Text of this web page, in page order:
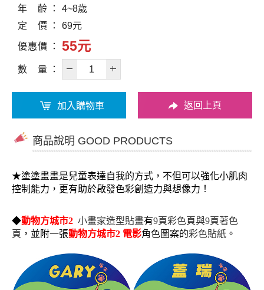
年
齡
4~8歲
定
價 69元
優惠價 55元
數 量
加入購物車 返回上頁
商品說明 GOOD PRODUCTS
★塗塗畫畫是兒童表達自我的方式，不但可以強化小肌肉
控制能力，更有助於啟發色彩創造力與想像力！
◆動物方城市2 小畫家造型貼畫有9頁彩色頁與9頁著色
頁 ，並附一張動物方城市2 電影角色圖案的彩色貼紙 。